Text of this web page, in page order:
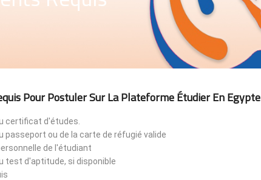
Pour Postuler Sur La Plateforme Étudier En Egypte
certificat d'études.
passeport ou de la carte de réfugié valide
de l'étudiant
test d'aptitude, si disponible